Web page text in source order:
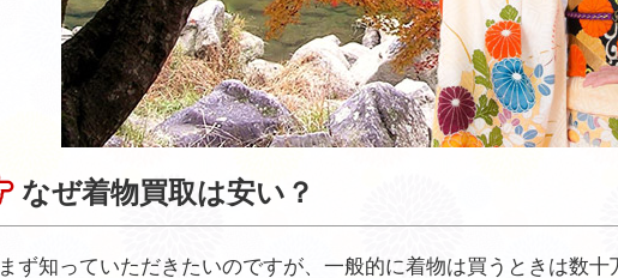
なぜ着物買取は安い？
まず知っていただきたいのですが、一般的に着物は買うときは数十